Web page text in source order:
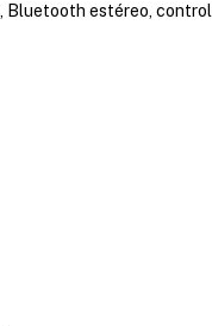
Bluetooth estéreo, control